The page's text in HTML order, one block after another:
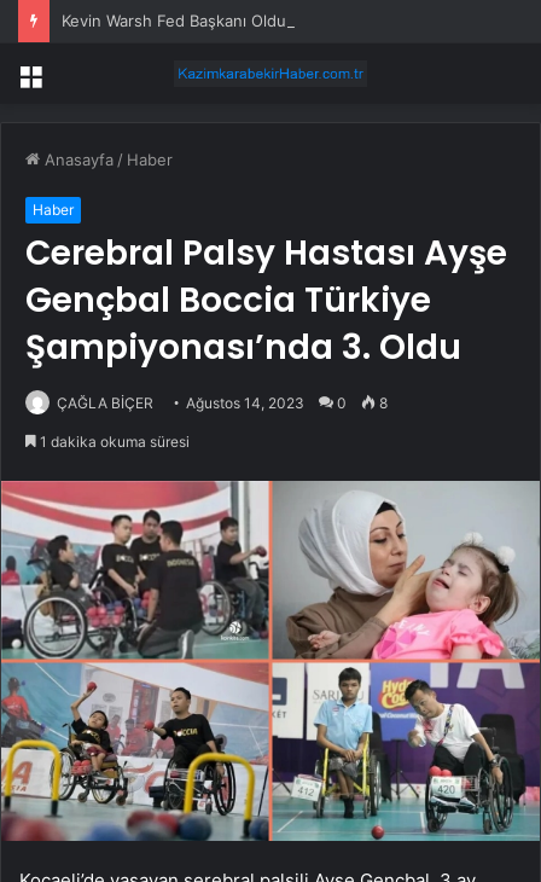
Kevin Warsh Fed Başkanı Oldu
Menü
Anasayfa / Haber
Haber
Cerebral Palsy Hastası Ayşe
Gençbal Boccia Türkiye
Şampiyonası’nda 3. Oldu
ÇAĞLA BİÇER Ağustos 14, 2023 0 8
1 dakika okuma süresi